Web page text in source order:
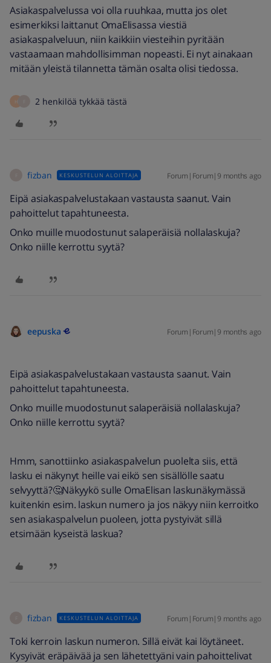
Asiakaspalvelussa voi olla ruuhkaa, mutta jos olet
esimerkiksi laittanut OmaElisassa viestiä
asiakaspalveluun, niin kaikkiin viesteihin pyritään
vastaamaan mahdollisimman nopeasti. Ei nyt ainakaan
mitään yleistä tilannetta tämän osalta olisi tiedossa.
H 2 henkilöä tykkää tästä
fizban KESKUSTELUN ALOITTAJA Forum|Forum|9 months ago
Eipä asiakaspalvelustakaan vastausta saanut. Vain
pahoittelut tapahtuneesta.
Onko muille muodostunut salaperäisiä nollalaskuja?
Onko niille kerrottu syytä?
eepuska Forum|Forum|9 months ago
Eipä asiakaspalvelustakaan vastausta saanut. Vain
pahoittelut tapahtuneesta.
Onko muille muodostunut salaperäisiä nollalaskuja?
Onko niille kerrottu syytä?
Hmm, sanottiinko asiakaspalvelun puolelta siis, että
lasku ei näkynyt heille vai eikö sen sisällölle saatu
selvyyttä?🤔Näkyykö sulle OmaElisan laskunäkymässä
kuitenkin esim. laskun numero ja jos näkyy niin kerroitko
sen asiakaspalvelun puoleen, jotta pystyivät sillä
etsimään kyseistä laskua?
fizban KESKUSTELUN ALOITTAJA Forum|Forum|9 months ago
Toki kerroin laskun numeron. Sillä eivät kai löytäneet.
Kysyivät eräpäivää ja sen lähetettyäni vain pahoittelivat